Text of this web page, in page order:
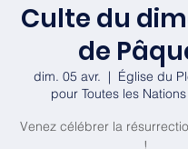
Culte du
de
dim. 05 avr.
  |
Église du
pour Toutes les
Venez célébrer la
!